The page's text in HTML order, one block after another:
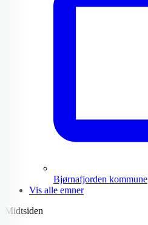
Bjørnafjorden kommune
Vis alle emner
Midtsiden